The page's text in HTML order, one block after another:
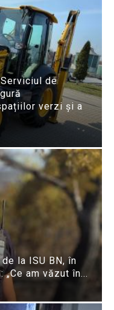
Serviciul de
verzi și a
la ISU BN, în
am văzut în...